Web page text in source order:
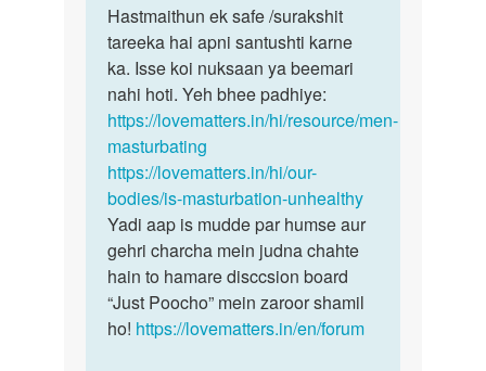
to
Ye
jiska
chota
ling
he
unhe…
by
Ram
Hastmaithun
ek
safe
…
Hastmaithun ek safe /surakshit
tareeka hai apni santushti karne
ka. Isse koi nuksaan ya beemari
nahi hoti. Yeh bhee padhiye:
https://lovematters.in/hi/resource/men-
masturbating
https://lovematters.in/hi/our-
bodies/is-masturbation-unhealthy
Yadi aap is mudde par humse aur
gehri charcha mein judna chahte
hain to hamare disccsion board
“Just Poocho” mein zaroor shamil
ho! https://lovematters.in/en/forum